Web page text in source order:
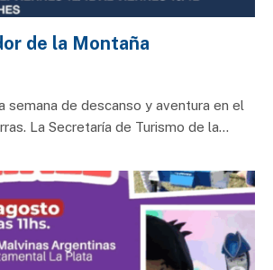
de la Montaña
semana de descanso y aventura en el
La Secretaría de Turismo de la…